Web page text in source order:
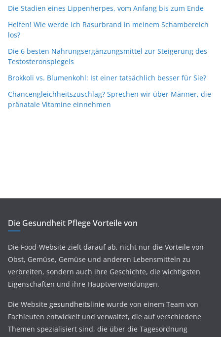
Die Stadien eines Lippenherpes, vom Anfang bis zum Ende
Helfen! Wie werde ich Rasurbrand in meinem Schambereich
los?
Die 6 besten Nahrungsergänzungsmittel zur Steigerung des
Testosteronspiegels
Brokkoli vs. Blumenkohl: Ist einer tatsächlich besser für Sie?
Chancengleichheitszuschlag? Sprechen wir über Männer, die
pränatale Vitamine einnehmen
Die Gesundheit Pflege Vorteile von
Die Food-Website zielt darauf ab, nicht nur die Vorteile von
Obst, Gemüse, Gemüse und anderen Lebensmitteln zu
verbreiten, sondern auch ihre Geschichte, die wichtigsten
Eigenschaften und ihre Hauptverwendungen.
Die Website gesundheitslinie wurde von einem Team von
Fachleuten entwickelt und verwaltet, die auf verschiedene
Themen spezialisiert sind, die über die Tagesordnung